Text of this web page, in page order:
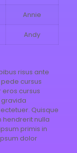
Annie
Andy
risus ante
cursus
eros cursus
Quisque
hendrerit nulla
primis in
dolor